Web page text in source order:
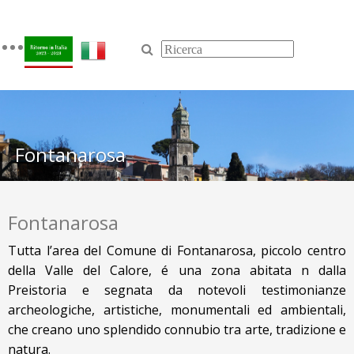
Toggle
navigation
Fontanarosa
Fontanarosa
Tutta l’area del Comune di Fontanarosa, piccolo centro
della Valle del Calore, é una zona abitata fin dalla
Preistoria e segnata da notevoli testimonianze
archeologiche, artistiche, monumentali ed ambientali,
che creano uno splendido connubio tra arte, tradizione e
natura.